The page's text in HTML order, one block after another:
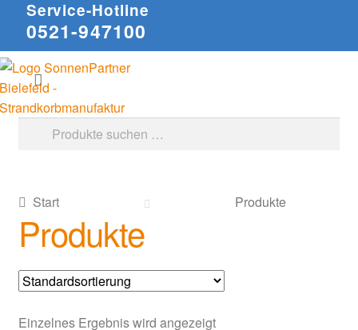
Service-Hotline
0521-947100
Zur
Navigation
springen
Zum
Inhalt
springen
Suche
Suchen
Start Produkte
Produkte
Einzelnes Ergebnis wird angezeigt